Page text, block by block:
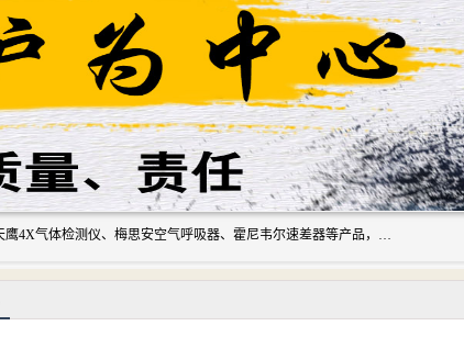
北京中创汇安科贸有限公司专业生产救援三脚架、天鹰4X气体检测仪、梅思安空气呼吸器、霍尼韦尔速差器等产品，品质保障，价格合理，欢迎在线致电咨询。